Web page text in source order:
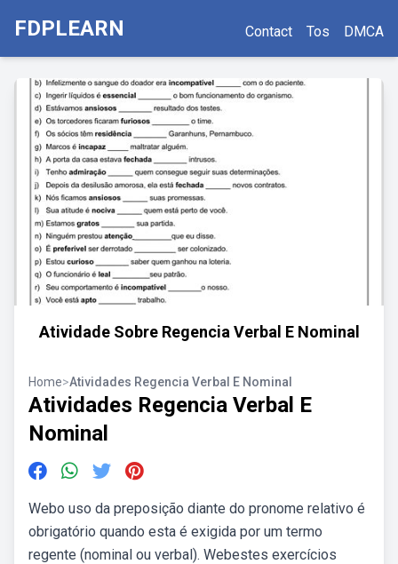
FDPLEARN Contact Tos DMCA
Atividade Sobre Regencia Verbal E Nominal
Home>Atividades Regencia Verbal E Nominal
Atividades Regencia Verbal E
Nominal
Webo uso da preposição diante do pronome relativo é
obrigatório quando esta é exigida por um termo
regente (nominal ou verbal). Webestes exercícios